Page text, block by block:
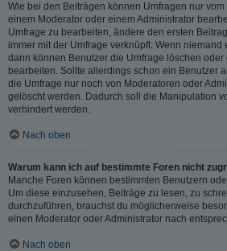
Wie bei den Beiträgen können Umfragen nur
einem Moderator oder einem Administrator
Umfrage zu bearbeiten, ändere den ersten
immer mit der Umfrage verknüpft. Wenn
dann können Benutzer die Umfrage löschen oder
bearbeiten. Sollte allerdings schon ein Benutzer
die Umfrage nur noch von Moderatoren oder
gelöscht werden. Dadurch soll die Manipulation
verhindert werden.
Nach oben
Warum kann ich auf bestimmte Foren nicht
Manche Foren können bestimmten Benutzern
Um diese einzusehen, Beiträge zu lesen, zu
durchzuführen, brauchst du möglicherweise
einen Moderator oder Administrator nach
Nach oben